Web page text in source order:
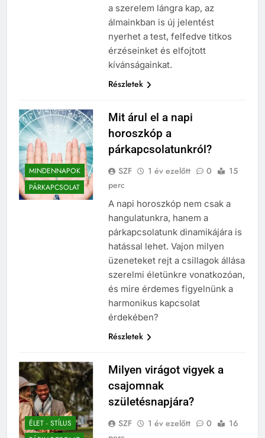
a szerelem lángra kap, az
álmainkban is új jelentést
nyerhet a test, felfedve titkos
érzéseinket és elfojtott
kívánságainkat.
Részletek
MINDENNAPOK
PÁRKAPCSOLAT
Mit árul el a napi
horoszkóp a
párkapcsolatunkról?
SZF 1 év ezelőtt 0
15
perc
A napi horoszkóp nem csak a
hangulatunkra, hanem a
párkapcsolatunk dinamikájára is
hatással lehet. Vajon milyen
üzeneteket rejt a csillagok állása
szerelmi életünkre vonatkozóan,
és mire érdemes figyelnünk a
harmonikus kapcsolat
érdekében?
Részletek
ÉLET - STÍLUS
Milyen virágot vigyek a
csajomnak
születésnapjára?
SZF 1 év ezelőtt 0
16